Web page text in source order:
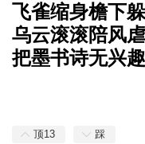
飞雀缩身檐下
乌云滚滚陪风
把墨书诗无兴
顶13 踩